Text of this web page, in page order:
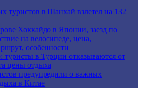
туристов в Шанхай взлетел на 132
Хоккайдо в Японии, заезд по
на велосипеде, цена,
особенности
туристы в Турции отказываются от
цены отдыха
предупредили о важных
в Китае